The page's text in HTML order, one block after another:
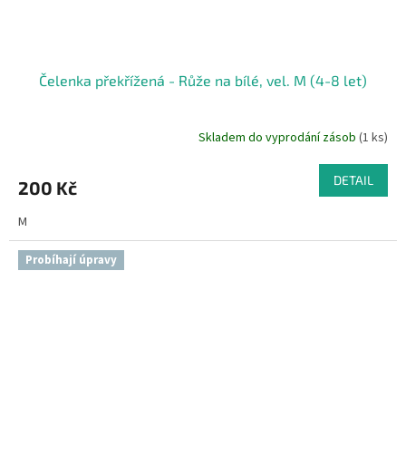
Čelenka překřížená - Růže na bílé, vel. M (4-8 let)
Skladem do vyprodání zásob (1 ks)
200 Kč DETAIL
M
Probíhají úpravy